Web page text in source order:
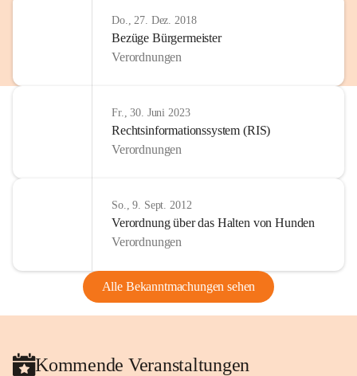
Do., 27. Dez. 2018
Bezüge Bürgermeister
Verordnungen
Fr., 30. Juni 2023
Rechtsinformationssystem (RIS)
Verordnungen
So., 9. Sept. 2012
Verordnung über das Halten von Hunden
Verordnungen
Alle Bekanntmachungen sehen
Kommende Veranstaltungen